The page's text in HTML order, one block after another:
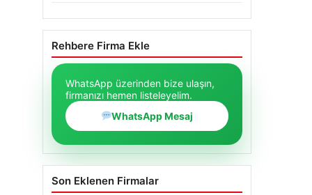
Rehbere Firma Ekle
WhatsApp üzerinden bize ulaşın,
firmanızı hemen listeleyelim.
WhatsApp Mesaj
Son Eklenen Firmalar